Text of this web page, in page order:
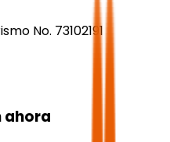
No. 73102191
ahora